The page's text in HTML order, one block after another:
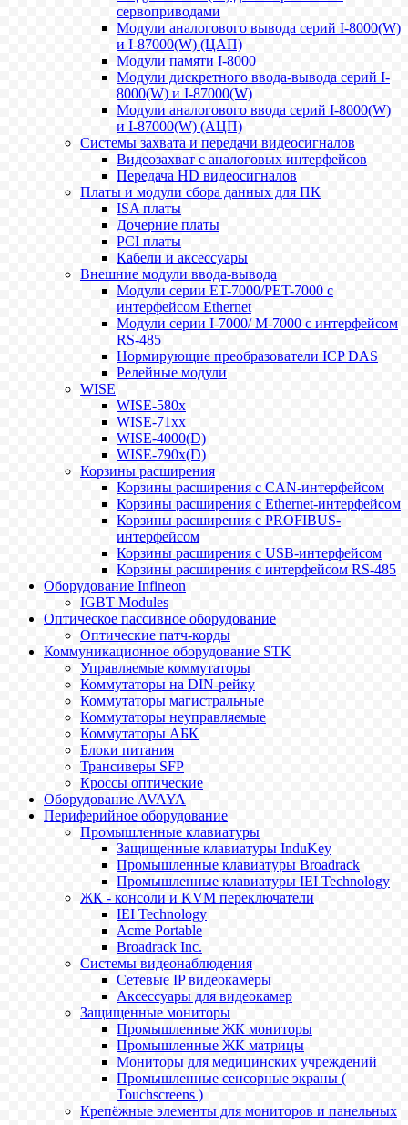
сервоприводами
Модули аналогового вывода серий I-8000(W)
и I-87000(W) (ЦАП)
Модули памяти I-8000
Модули дискретного ввода-вывода серий I-
8000(W) и I-87000(W)
Модули аналогового ввода серий I-8000(W)
и I-87000(W) (АЦП)
Системы захвата и передачи видеосигналов
Видеозахват с аналоговых интерфейсов
Передача HD видеосигналов
Платы и модули сбора данных для ПК
ISA платы
Дочерние платы
PCI платы
Кабели и аксессуары
Внешние модули ввода-вывода
Модули серии ET-7000/PET-7000 с
интерфейсом Ethernet
Модули серии I-7000/ M-7000 с интерфейсом
RS-485
Нормирующие преобразователи ICP DAS
Релейные модули
WISE
WISE-580x
WISE-71xx
WISE-4000(D)
WISE-790x(D)
Корзины расширения
Корзины расширения с CAN-интерфейсом
Корзины расширения с Ethernet-интерфейсом
Корзины расширения с PROFIBUS-
интерфейсом
Корзины расширения с USB-интерфейсом
Корзины расширения с интерфейсом RS-485
Оборудование Infineon
IGBT Modules
Оптическое пассивное оборудование
Оптические патч-корды
Коммуникационное оборудование STK
Управляемые коммутаторы
Коммутаторы на DIN-рейку
Коммутаторы магистральные
Коммутаторы неуправляемые
Коммутаторы АБК
Блоки питания
Трансиверы SFP
Кроссы оптические
Оборудование AVAYA
Периферийное оборудование
Промышленные клавиатуры
Защищенные клавиатуры InduKey
Промышленные клавиатуры Broadrack
Промышленные клавиатуры IEI Technology
ЖК - консоли и KVM переключатели
IEI Technology
Acme Portable
Broadrack Inc.
Системы видеонаблюдения
Сетевые IP видеокамеры
Аксессуары для видеокамер
Защищенные мониторы
Промышленные ЖК мониторы
Промышленные ЖК матрицы
Мониторы для медицинских учреждений
Промышленные сенсорные экраны (
Touchscreens )
Крепёжные элементы для мониторов и панельных